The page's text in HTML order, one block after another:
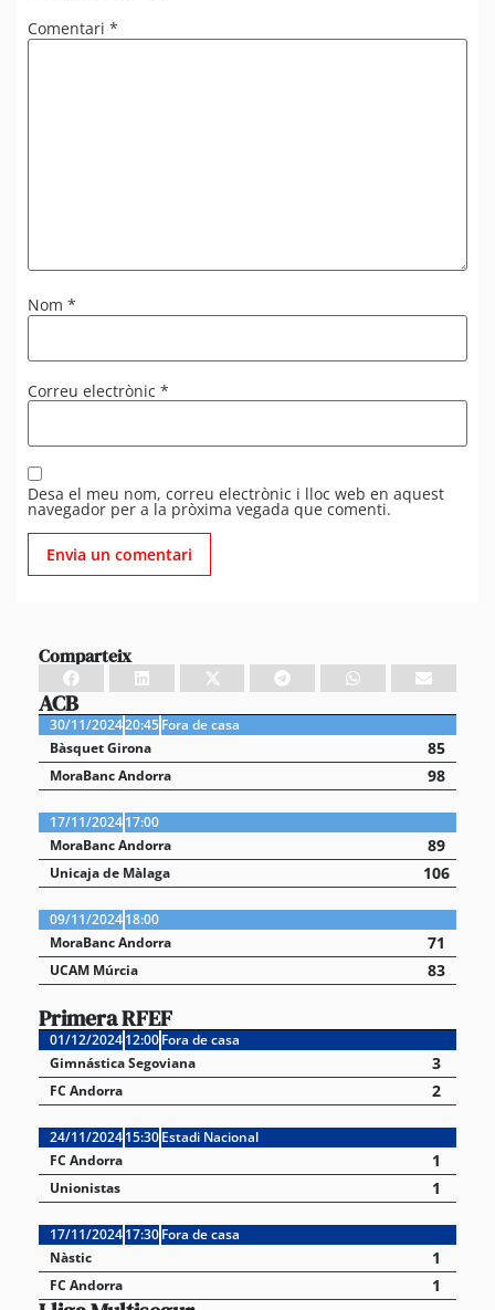
Comentari *
Nom *
Correu electrònic *
Desa el meu nom, correu electrònic i lloc web en aquest
navegador per a la pròxima vegada que comenti.
Comparteix
ACB
30/11/202420:45Fora de casa
Bàsquet Girona
85
MoraBanc Andorra 98
17/11/202417:00
MoraBanc Andorra
89
Unicaja de Màlaga 106
09/11/202418:00
MoraBanc Andorra
71
UCAM Múrcia 83
Primera RFEF
01/12/202412:00Fora de casa
Gimnástica Segoviana
3
FC Andorra 2
24/11/202415:30Estadi Nacional
FC Andorra
1
Unionistas 1
17/11/202417:30Fora de casa
Nàstic
1
FC Andorra 1